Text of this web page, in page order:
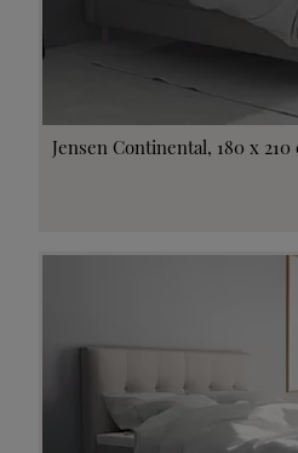
Jensen Continental, 180 x 210